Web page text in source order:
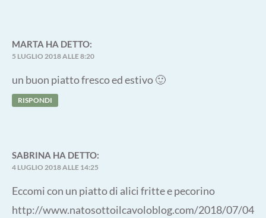
MARTA HA DETTO:
5 LUGLIO 2018 ALLE 8:20
un buon piatto fresco ed estivo 🙂
RISPONDI
SABRINA HA DETTO:
4 LUGLIO 2018 ALLE 14:25
Eccomi con un piatto di alici fritte e pecorino
http://www.natosottoilcavoloblog.com/2018/07/04